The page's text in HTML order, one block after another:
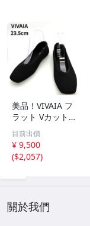
美品！VIVAIA フ
ラット Vカット
ニット 23.5 黒 パ
ンプス スクエア
目前出價
¥ 9,500
($2,057)
關於我們